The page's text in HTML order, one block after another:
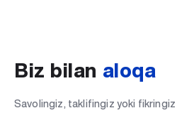
Biz bilan aloqa
Savolingiz, taklifingiz yoki fikringiz